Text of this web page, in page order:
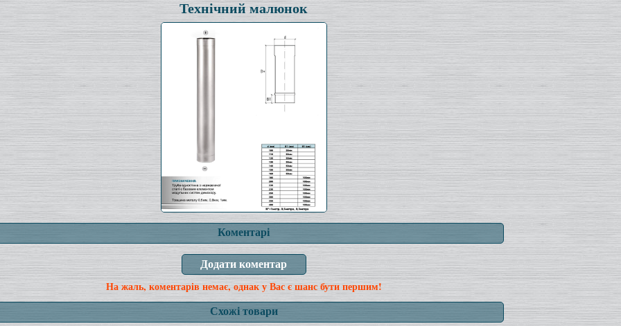
Технічний малюнок
Коментарі
На жаль, коментарів немає, однак у Вас є шанс бути першим!
Схожі товари